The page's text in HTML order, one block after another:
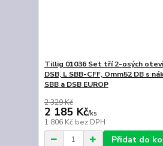
Tillig 01036 Set tří 2-osých
DSB, L SBB-CFF, Omm52 DB s
SBB a DSB EUROP
2 329 Kč
2 185 Kč/ks
1 806 Kč bez DPH
Přidat do